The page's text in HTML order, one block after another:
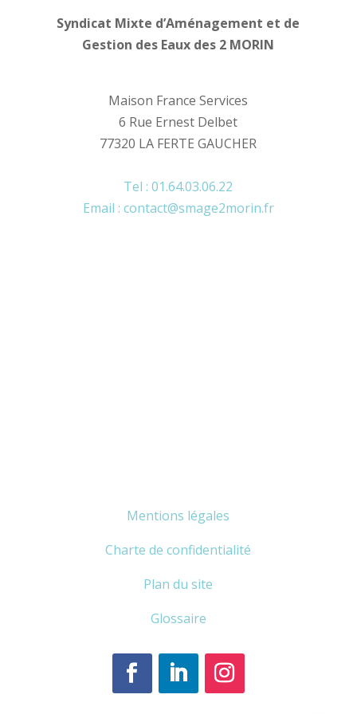
Syndicat Mixte d’Aménagement et de
Gestion des Eaux des 2 MORIN
Maison France Services
6 Rue Ernest Delbet
77320 LA FERTE GAUCHER
Tel : 01.64.03.06.22
Email : contact@smage2morin.fr
Mentions légales
Charte de confidentialité
Plan du site
Glossaire